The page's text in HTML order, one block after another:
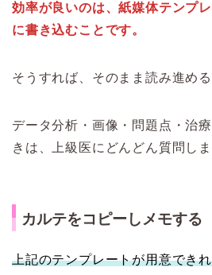
効率が良いのは、紙媒体テンプ
に書き込むことです。
そうすれば、そのまま読み進め
データ分析・画像・問題点・治
きは、上級医にどんどん質問しま
カルテをコピーしメモする
上記のテンプレートが用意でき